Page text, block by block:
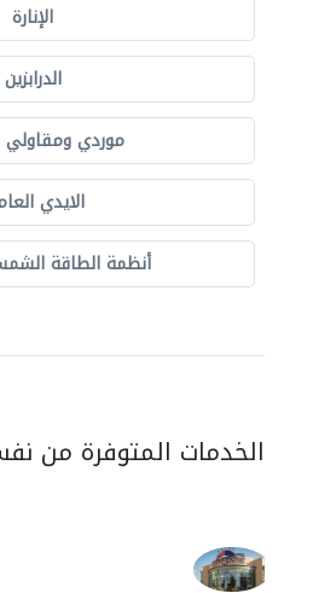
الإنارة
الدرابزين
موردي ومقاولي
الايدي
أنظمة الطاقة
الخدمات المتوفرة من